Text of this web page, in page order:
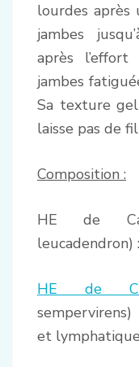
lourdes
jambes
après
jambes
Sa texture
laisse pas de
Composition :
HE de
leucadendron)
HE de
et